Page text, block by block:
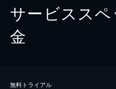
サービスス
金
無料トライアル